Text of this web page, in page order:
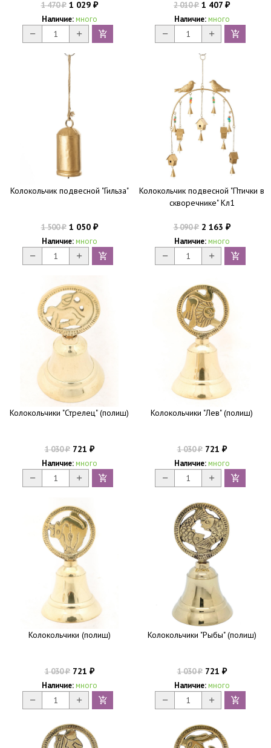
1 470₽1 029 ₽
Наличие: много
2 010₽ 1 407 ₽
Наличие: много
Колокольчик подвесной "Гильза"
1 500₽1 050 ₽
Наличие: много
Колокольчик подвесной "Птички в
скворечнике" Кл1
3 090₽2 163 ₽
Наличие: много
Колокольчики "Стрелец" (полиш)
1 030₽721 ₽
Наличие: много
Колокольчики "Лев" (полиш)
1 030₽721 ₽
Наличие: много
Колокольчики (полиш)
1 030₽721 ₽
Наличие: много
Колокольчики "Рыбы" (полиш)
1 030₽721 ₽
Наличие: много